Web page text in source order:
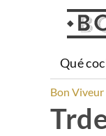
Qué
Bon Viveur